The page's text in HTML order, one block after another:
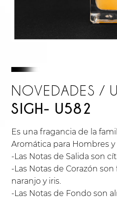
NOVEDADES /
SIGH- U582
Es una fragancia de la
Aromática para Hombres y
-Las Notas de Salida son
-Las Notas de Corazón son
naranjo y iris.
-Las Notas de Fondo son